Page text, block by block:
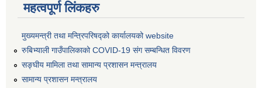
महत्वपूर्ण लिंकहरु
मुख्यमन्त्री तथा मन्त्रिपरिषद्को कार्यालयको website
रुबिभ्याली गाउँपालिकाको COVID-19 संग सम्बन्धित विवरण
सङ्‍घीय मामिला तथा सामान्य प्रशासन मन्त्रालय
सामान्य प्रशासन मन्त्रालय